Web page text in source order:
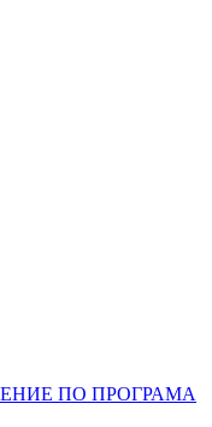
ПО ПРОГРАМА